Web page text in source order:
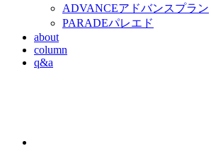
ADVANCEアドバンスプラン
PARADEパレエド
about
column
q&a